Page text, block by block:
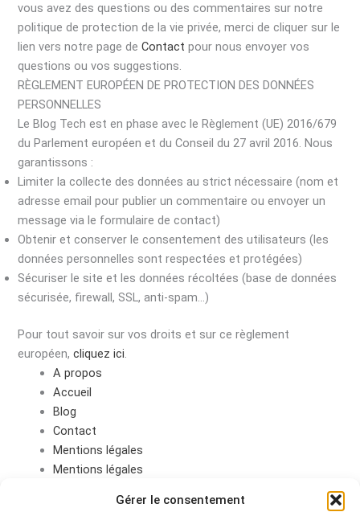
Gérer le consentement
vous avez des questions ou des commentaires sur notre
politique de protection de la vie privée, merci de cliquer sur le
lien vers notre page deContact pour nous envoyer vos
questions ou vos suggestions.
RÈGLEMENT EUROPÉEN DE PROTECTION DES DONNÉES
PERSONNELLES
Le Blog Tech est en phase avec le Règlement (UE) 2016/679
du Parlement européen et du Conseil du 27 avril 2016. Nous
garantissons :
Limiter la collecte des données au strict nécessaire (nom et
adresse email pour publier un commentaire ou envoyer un
message via le formulaire de contact)
Obtenir et conserver le consentement des utilisateurs (les
données personnelles sont respectées et protégées)
Sécuriser le site et les données récoltées (base de données
sécurisée, firewall, SSL, anti-spam…)
Pour tout savoir sur vos droits et sur ce règlement
européen,cliquez ici.
A propos
Accueil
Blog
Contact
Mentions légales
Mentions légales